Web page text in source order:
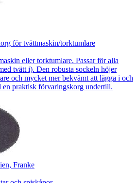
för tvättmaskin/torktumlare
eller torktumlare. Passar för alla
tvätt i). Den robusta sockeln höjer
och mycket mer bekvämt att lägga i och
en praktisk förvaringskorg undertill.
Franke